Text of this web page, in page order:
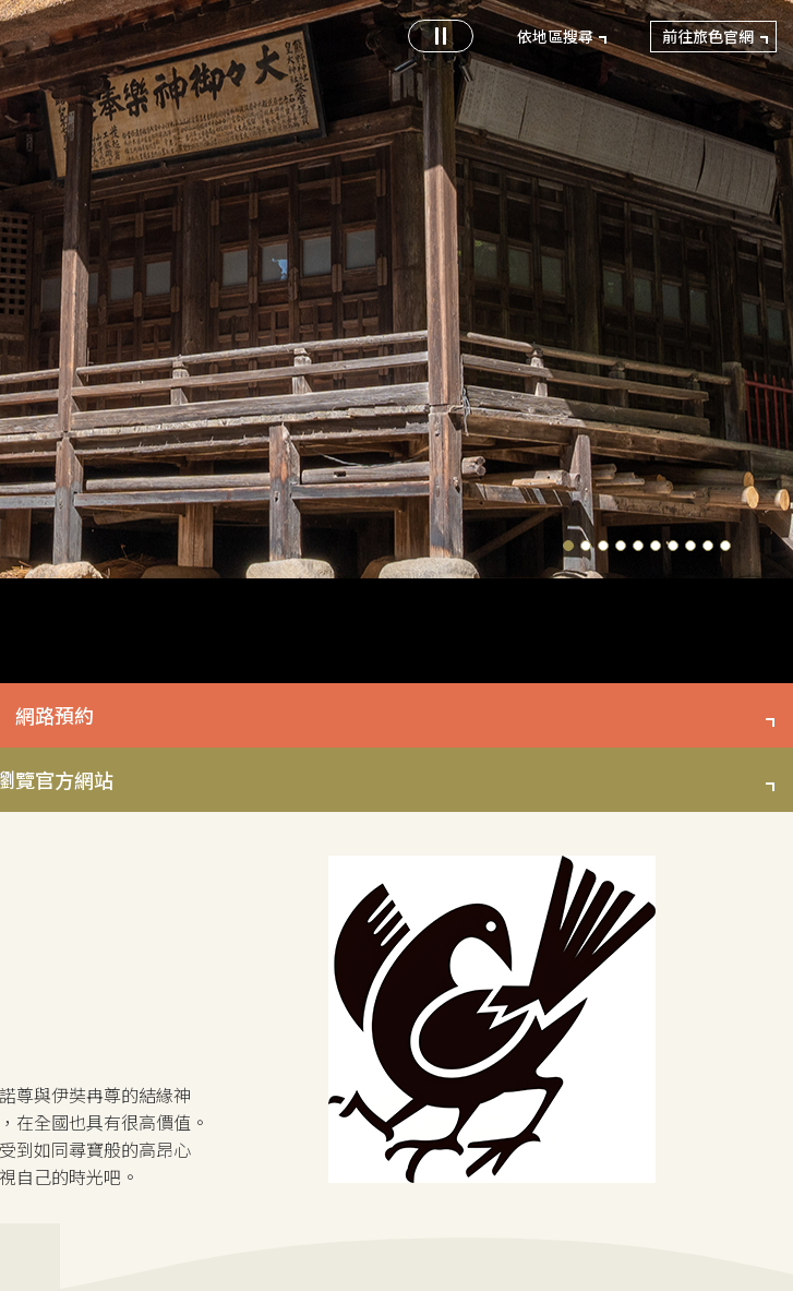
依地區搜尋 前往旅色官網
網路預約
覽官方網站
尊與伊奘冉尊的結緣神
在全國也具有很高價值。
到如同尋寶般的高昂心
自己的時光吧。